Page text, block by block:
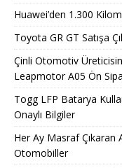
Huawei’den 1.300
Toyota GR GT Satışa
Çinli Otomotiv
Leapmotor A05 Ön
Togg LFP Batarya
Onaylı Bilgiler
Her Ay Masraf Çıkaran
Otomobiller